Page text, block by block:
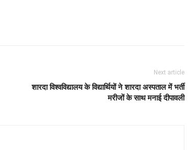
Next article
शारदा विश्वविद्यालय के विद्यार्थियों ने शारदा अस्पताल में भर्ती
मरीजों के साथ मनाई दीपावली